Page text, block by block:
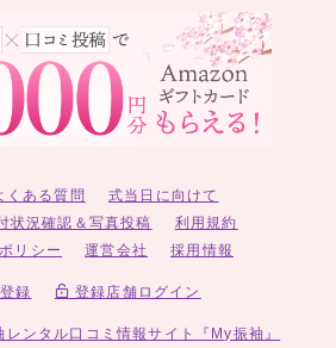
くある質問
式当日に向けて
状況確認＆写真投稿
利用規約
リシー
運営会社 採用情報
録 登録店舗ログイン
レンタル口コミ情報サイト『My振袖』